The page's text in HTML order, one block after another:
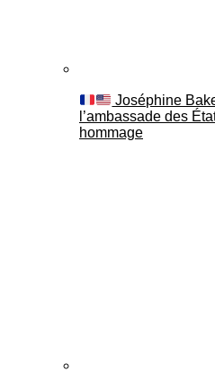
Joséphine
l’ambassade des
hommage